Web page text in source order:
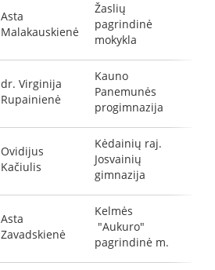
Asta
Malakauskienė
Žaslių
pagrindinė
mokykla
dr. Virginija
Rupainienė
Kauno
Panemunės
progimnazija
Ovidijus
Kačiulis
Kėdainių raj.
Josvainių
gimnazija
Asta
Zavadskienė
Kelmės
"Aukuro"
pagrindinė m.